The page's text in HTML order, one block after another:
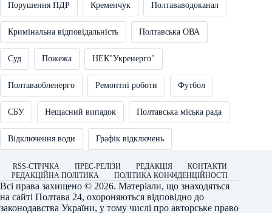
Порушення ПДР Кременчук Полтававодоканал
Кримінальна відповідальність Полтавська ОВА
Суд Пожежа НЕК"Укренерго"
Полтаваобленерго Ремонтні роботи Футбол
СБУ Нещасний випадок Полтавська міська рада
Відключення води Графік відключень
RSS-СТРІЧКА ПРЕС-РЕЛІЗИ РЕДАКЦІЯ
КОНТАКТИ
РЕДАКЦІЙНА ПОЛІТИКА
ПОЛІТИКА КОНФІДЕНЦІЙНОСТІ
Всі права захищено © 2026. Матеріали, що знаходяться
на сайті Полтава 24, охороняються відповідно до
законодавства України, у тому числі про авторське право